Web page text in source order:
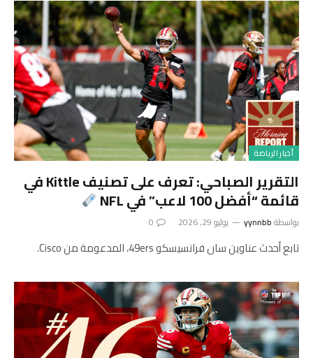
أخبار الرياضة
التقرير الصباحي: تعرف على تصنيف Kittle في
قائمة “أفضل 100 لاعب” في NFL
بواسطةyynnbb يوليو 29, 2026 0
تابع أحدث عناوين سان فرانسيسكو 49ers، المدعومة من Cisco.